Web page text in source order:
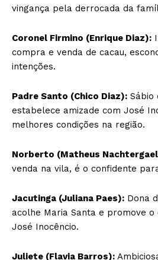
vingança pela derrocada da
Coronel Firmino (Enrique Diaz):
compra e venda de cacau,
intenções.
Padre Santo (Chico Diaz): Sábio
estabelece amizade com José
melhores condições na região.
Norberto (Matheus
venda na vila, é o confidente
Jacutinga (Juliana Paes): Dona
acolhe Maria Santa e promove
José Inocêncio.
Juliete (Flavia Barros):